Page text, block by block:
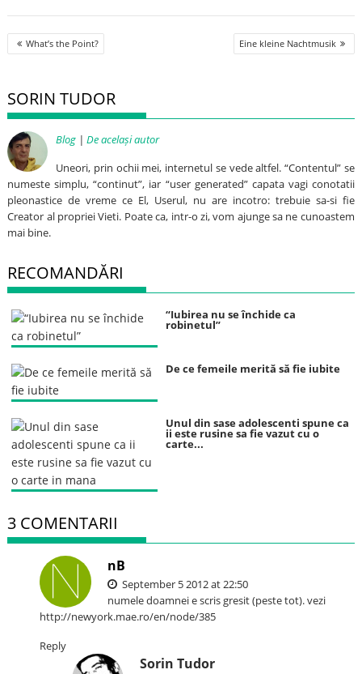
Post
navigation
What’s the Point? Eine kleine Nachtmusik
SORIN TUDOR
Blog |De același autor
Uneori, prin ochii mei, internetul se vede altfel. “Contentul” se
numeste simplu, “continut”, iar “user generated” capata vagi conotatii
pleonastice de vreme ce El, Userul, nu are incotro: trebuie sa-si fie
Creator al propriei Vieti. Poate ca, intr-o zi, vom ajunge sa ne cunoastem
mai bine.
RECOMANDĂRI
“Iubirea nu se închide ca
robinetul”
De ce femeile merită să fie iubite
Unul din sase adolescenti spune ca
ii este rusine sa fie vazut cu o
carte...
3 COMENTARII
nB
September 5 2012 at 22:50
numele doamnei e scris gresit (peste tot). vezi
http://newyork.mae.ro/en/node/385
Reply
Sorin Tudor